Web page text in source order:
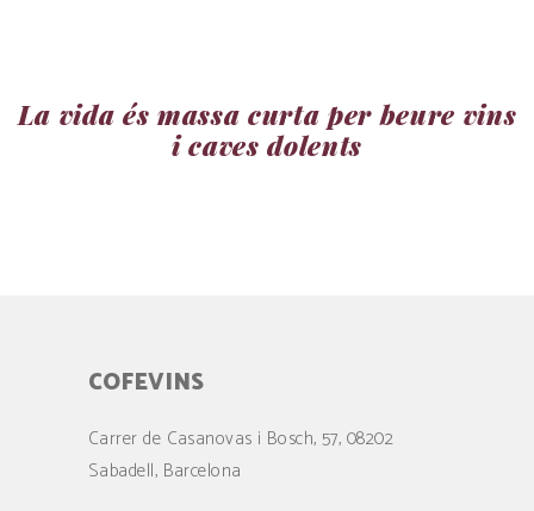
La vida és massa curta per beure vins
i caves dolents
COFEVINS
Carrer de Casanovas i Bosch, 57, 08202
Sabadell, Barcelona